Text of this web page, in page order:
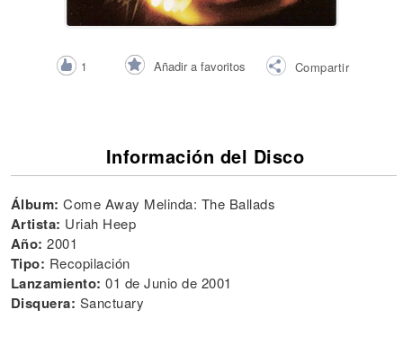
1 Añadir a favoritos Compartir
Información del Disco
Álbum: Come Away Melinda: The Ballads
Artista: Uriah Heep
Año: 2001
Tipo: Recopilación
Lanzamiento: 01 de Junio de 2001
Disquera: Sanctuary